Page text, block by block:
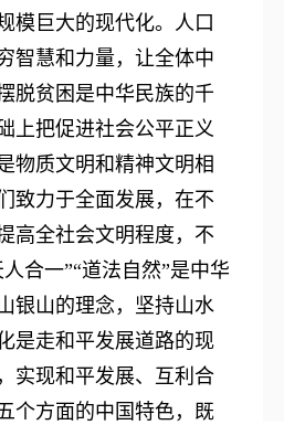
模巨大的现代化。人口
智慧和力量，让全体中
脱贫困是中华民族的千
上把促进社会公平正义
物质文明和精神文明相
致力于全面发展，在不
高全社会文明程度，不
合一”“道法自然”是中华
银山的理念，坚持山水
是走和平发展道路的现
实现和平发展、互利合
个方面的中国特色，既